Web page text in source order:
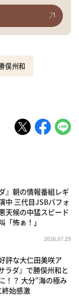
俣州和
』朝の情報番組レギ
中 三代目JSBパフォ
天候の中猛スピード
「怖ぁ！」
2026.07.29
評な大仁田美咲ア
ラダ』で勝俣州和と
！？ 大分“海の極み
終始感激